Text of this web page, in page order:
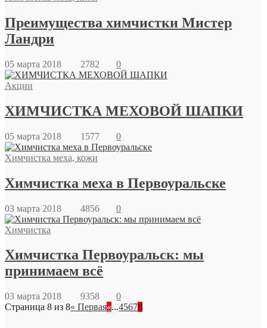
Преимущества химчистки Мистер
Ландри
05 марта 2018 2782 0
Акции
ХИМЧИСТКА МЕХОВОЙ ШАПКИ
05 марта 2018 1577 0
Химчистка меха, кожи
Химчистка меха в Первоуральске
03 марта 2018 4856 0
Химчистка
Химчистка Первоуральск: мы
принимаем всё
03 марта 2018 9358 0
Страница 8 из 8« Первая«...45678